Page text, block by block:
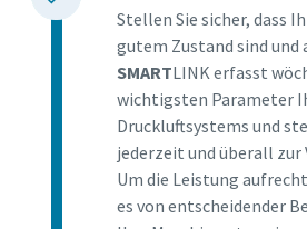
Stellen Sie sicher, dass
gutem Zustand sind und
SMARTLINK erfasst
wichtigsten Parameter
Druckluftsystems und
jederzeit und überall zur
Um die Leistung
es von entscheidender